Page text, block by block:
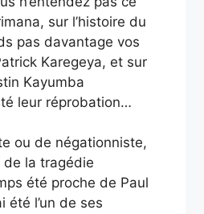
sur l’histoire du
pas davantage vos
Karegeya, et sur
Kayumba
leur réprobation…
ou de négationniste,
la tragédie
été proche de Paul
été l’un de ses